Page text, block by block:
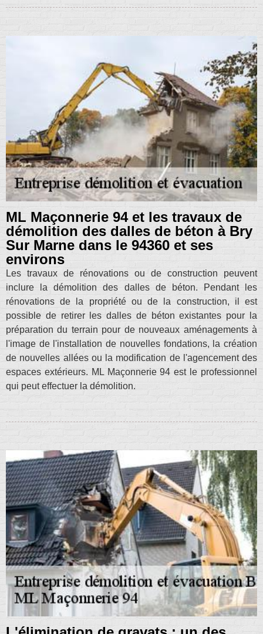
ML Maçonnerie 94 et les travaux de
démolition des dalles de béton à Bry
Sur Marne dans le 94360 et ses
environs
Les travaux de rénovations ou de construction peuvent
inclure la démolition des dalles de béton. Pendant les
rénovations de la propriété ou de la construction, il est
possible de retirer les dalles de béton existantes pour la
préparation du terrain pour de nouveaux aménagements à
l'image de l'installation de nouvelles fondations, la création
de nouvelles allées ou la modification de l'agencement des
espaces extérieurs. ML Maçonnerie 94 est le professionnel
qui peut effectuer la démolition.